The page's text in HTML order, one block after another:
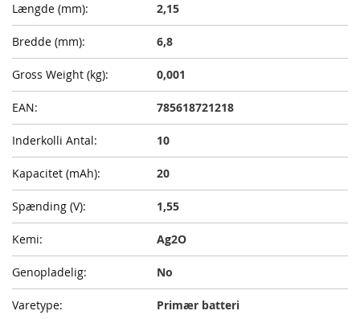
2,15
6,8
0,001
785618721218
10
20
1,55
Ag2O
No
Primær batteri